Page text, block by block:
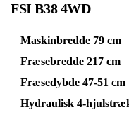
FSI B38 4WD
Maskinbredde 79 cm
Fræsebredde 217 cm
Fræsedybde 47-51 cm
Hydraulisk 4-